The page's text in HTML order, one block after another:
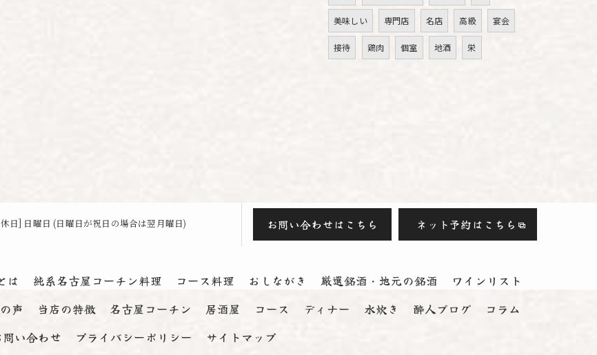
美味しい 専門店 名店 高級 宴会
接待 鶏肉 個室 地酒 栄
休日] 日曜日 (日曜日が祝日の場合は翌月曜日) お問い合わせはこちら ネット予約はこちら
は 純系名古屋コーチン料理 コース料理 おしながき 厳選銘酒・地元の銘酒
ワインリスト
声 当店の特徴 名古屋コーチン 居酒屋 コース ディナー 水炊き 酔人ブログ
コラム
問い合わせ
プライバシーポリシー サイトマップ